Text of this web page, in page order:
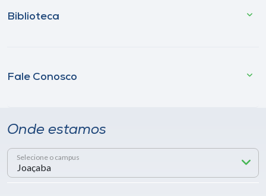
Biblioteca
Fale Conosco
Onde estamos
Selecione o campus